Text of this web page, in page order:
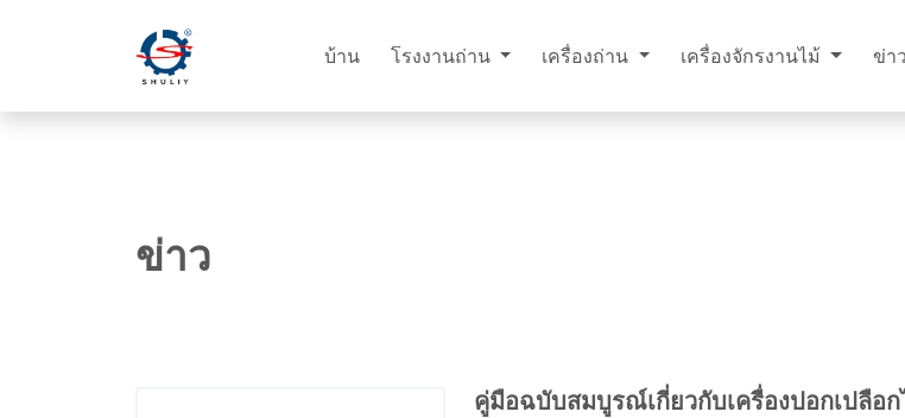
บ้าน โรงงานถ่าน เครื่องถ่าน เครื่องจักรงานไม้ ข่าว
ข่าว
คู่มือฉบับสมบูรณ์เกี่ยวกับเครื่องปอกเปลือ